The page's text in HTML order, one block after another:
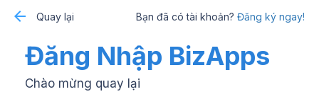
Quay lại Bạn đã có tài khoản? Đăng ký ngay!
Đăng Nhập BizApps
Chào mừng quay lại